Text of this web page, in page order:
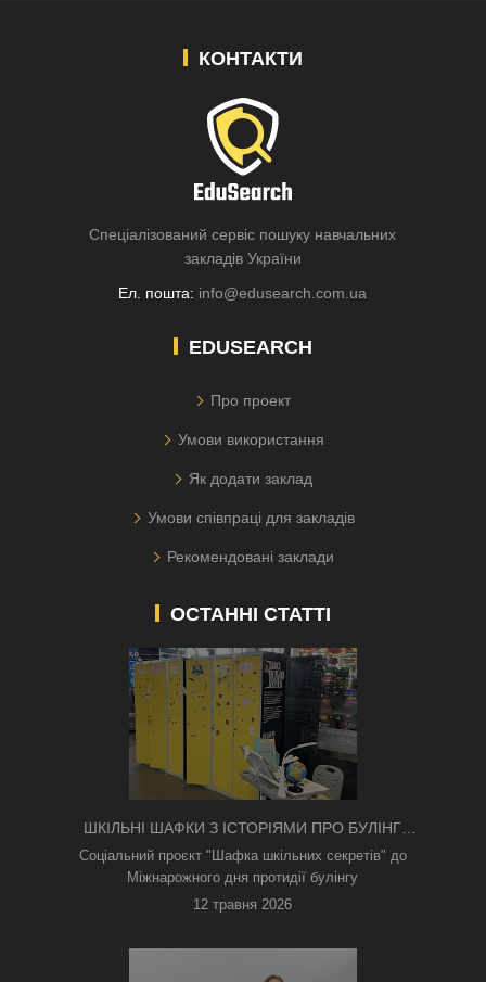
КОНТАКТИ
Спеціалізований сервіс пошуку навчальних
закладів України
Ел. пошта: info@edusearch.com.ua
EDUSEARCH
Про проект
Умови використання
Як додати заклад
Умови співпраці для закладів
Рекомендовані заклади
ОСТАННІ СТАТТІ
ШКІЛЬНІ ШАФКИ З ІСТОРІЯМИ ПРО БУЛІНГ
З'ЯВИЛИСЯ В КИЄВІ
Соціальний проєкт "Шафка шкільних секретів" до
Міжнарожного дня протидії булінгу
12 травня 2026